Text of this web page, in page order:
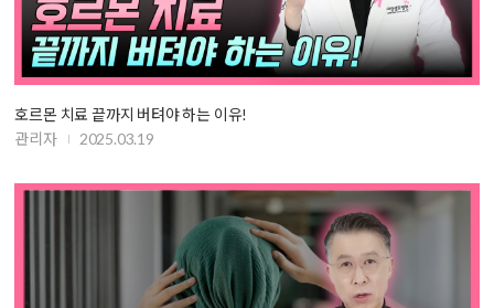
호르몬 치료 끝까지 버텨야 하는 이유!
관리자
2025.03.19